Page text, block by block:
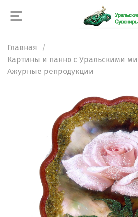
Главная
Картины и панно с Уральскими
Ажурные репродукции